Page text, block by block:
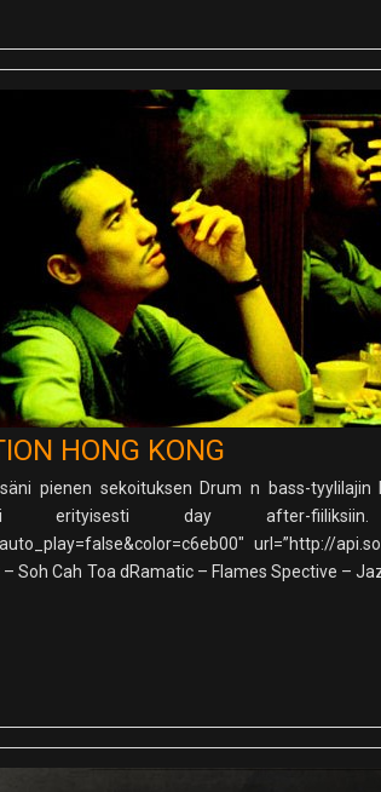
HONG KONG
pienen sekoituksen Drum n bass-
erityisesti day after-fiiliksiin.
url=”http://
– Soh Cah Toa dRamatic – Flames Spective –